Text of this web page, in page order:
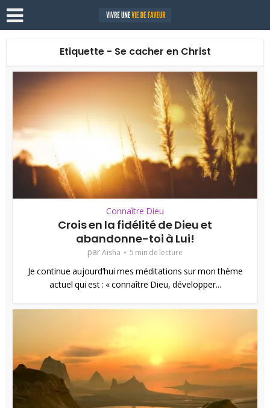
Etiquette - Se cacher en Christ
Connaître Dieu
Crois en la fidélité de Dieu et
abandonne-toi à Lui!
parAisha 5 min de lecture
Je continue aujourd’hui mes méditations sur mon thème
actuel qui est : « connaître Dieu, développer...